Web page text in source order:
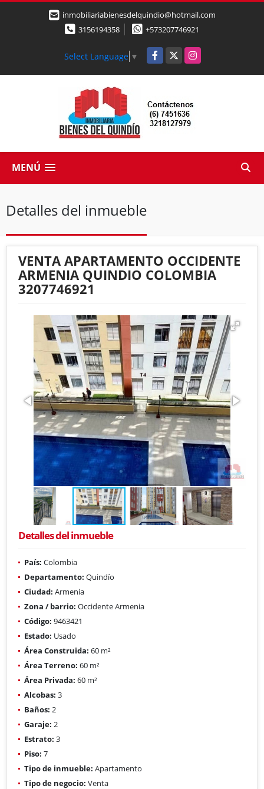
inmobiliariabienesdelquindio@hotmail.com
3156194358
+573207746921
Select Language ▼ Facebook
X Instagram
MENÚ
Detalles del inmueble
VENTA APARTAMENTO OCCIDENTE
ARMENIA QUINDIO COLOMBIA
3207746921
Detalles del inmueble
País: Colombia
Departamento: Quindío
Ciudad: Armenia
Zona / barrio: Occidente Armenia
Código: 9463421
Estado: Usado
Área Construida: 60 m²
Área Terreno: 60 m²
Área Privada: 60 m²
Alcobas: 3
Baños: 2
Garaje: 2
Estrato: 3
Piso: 7
Tipo de inmueble: Apartamento
Tipo de negocio: Venta